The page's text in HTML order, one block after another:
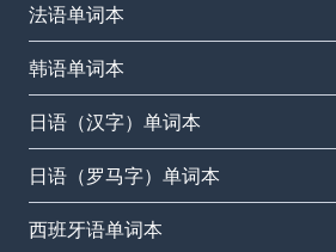
法语单词本
韩语单词本
日语（汉字）单词本
日语（罗马字）单词本
西班牙语单词本